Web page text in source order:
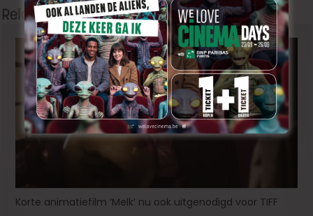
Related Articles
Korte animatiefilm ‘Melk’ nu ook uitgenodigd voor TIFF